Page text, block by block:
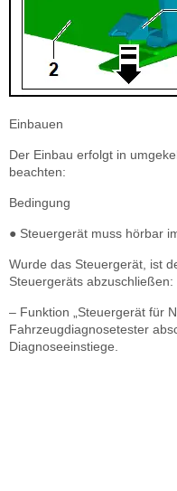
Einbauen
Der Einbau erfolgt in
beachten:
Bedingung
● Steuergerät muss hörbar
Wurde das Steuergerät, ist
Steuergeräts abzuschließen:
– Funktion „Steuergerät für
Fahrzeugdiagnosetester
Diagnoseeinstiege.